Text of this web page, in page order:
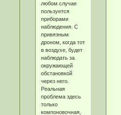
любом случае
пользуется
приборами
наблюдения. С
привязным
дроном, когда тот
в воздухе, будет
наблюдать за
окружающей
обстановкой
через него.
Реальная
проблема здесь
только
компоновочная,